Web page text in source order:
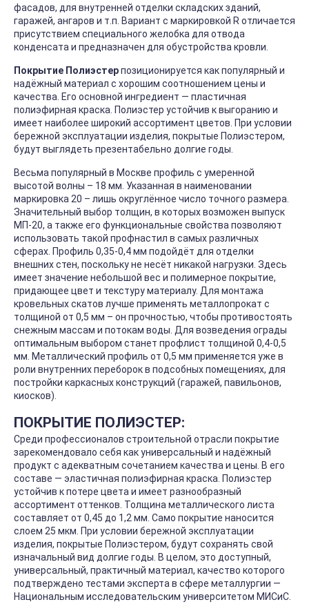
фасадов, для внутренней отделки складских зданий,
гаражей, ангаров и т.п. Вариант с маркировкой R отличается
присутствием специального желобка для отвода
конденсата и предназначен для обустройства кровли.
Покрытие Полиэстерпозиционируется как популярный и
надёжный материал с хорошим соотношением цены и
качества. Его основной ингредиент — пластичная
полиэфирная краска. Полиэстер устойчив к выгоранию и
имеет наиболее широкий ассортимент цветов. При условии
бережной эксплуатации изделия, покрытые Полиэстером,
будут выглядеть презентабельно долгие годы.
Весьма популярный в Москве профиль с умеренной
высотой волны – 18 мм. Указанная в наименовании
маркировка 20 – лишь округлённое число точного размера.
Значительный выбор толщин, в которых возможен выпуск
МП-20, а также его функциональные свойства позволяют
использовать такой профнастил в самых различных
сферах. Профиль 0,35-0,4 мм подойдёт для отделки
внешних стен, поскольку не несёт никакой нагрузки. Здесь
имеет значение небольшой вес и полимерное покрытие,
придающее цвет и текстуру материалу. Для монтажа
кровельных скатов лучше применять металлопрокат с
толщиной от 0,5 мм – он прочностью, чтобы противостоять
снежным массам и потокам воды. Для возведения ограды
оптимальным выбором станет профлист толщиной 0,4-0,5
мм. Металлический профиль от 0,5 мм применяется уже в
роли внутренних переборок в подсобных помещениях, для
постройки каркасных конструкций (гаражей, павильонов,
киосков).
ПОКРЫТИЕ ПОЛИЭСТЕР:
Среди профессионалов строительной отрасли покрытие
зарекомендовало себя как универсальный и надёжный
продукт с адекватным сочетанием качества и цены. В его
составе — эластичная полиэфирная краска. Полиэстер
устойчив к потере цвета и имеет разнообразный
ассортимент оттенков. Толщина металлического листа
составляет от 0,45 до 1,2 мм. Само покрытие наносится
слоем 25 мкм. При условии бережной эксплуатации
изделия, покрытые Полиэстером, будут сохранять свой
изначальный вид долгие годы. В целом, это доступный,
универсальный, практичный материал, качество которого
подтверждено тестами эксперта в сфере металлургии —
Национальным исследовательским университетом МИСиС.